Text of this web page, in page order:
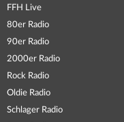
FFH Live
80er Radio
90er Radio
2000er Radio
Rock Radio
Oldie Radio
Schlager Radio